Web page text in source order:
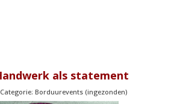
als statement
Borduurevents (ingezonden)